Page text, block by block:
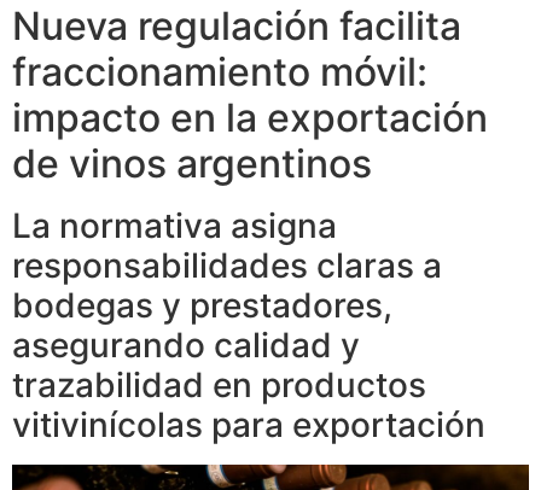
Nueva regulación facilita
fraccionamiento móvil:
impacto en la exportación
de vinos argentinos
La normativa asigna
responsabilidades claras a
bodegas y prestadores,
asegurando calidad y
trazabilidad en productos
vitivinícolas para exportación